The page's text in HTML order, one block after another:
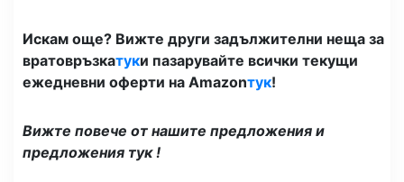
Искам още? Вижте други задължителни неща за
вратовръзкатуки пазарувайте всички текущи
ежедневни оферти на Amazonтук!
Вижте повече от нашите предложения и
предложения тук !